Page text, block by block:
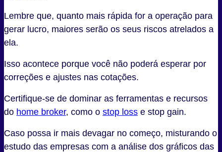
Lembre que, quanto mais rápida for a operação para
gerar lucro, maiores serão os seus riscos atrelados a
ela.
Isso acontece porque você não poderá esperar por
correções e ajustes nas cotações.
Certifique-se de dominar as ferramentas e recursos
do home broker, como o stop loss e stop gain.
Caso possa ir mais devagar no começo, misturando o
estudo das empresas com a análise dos gráficos das